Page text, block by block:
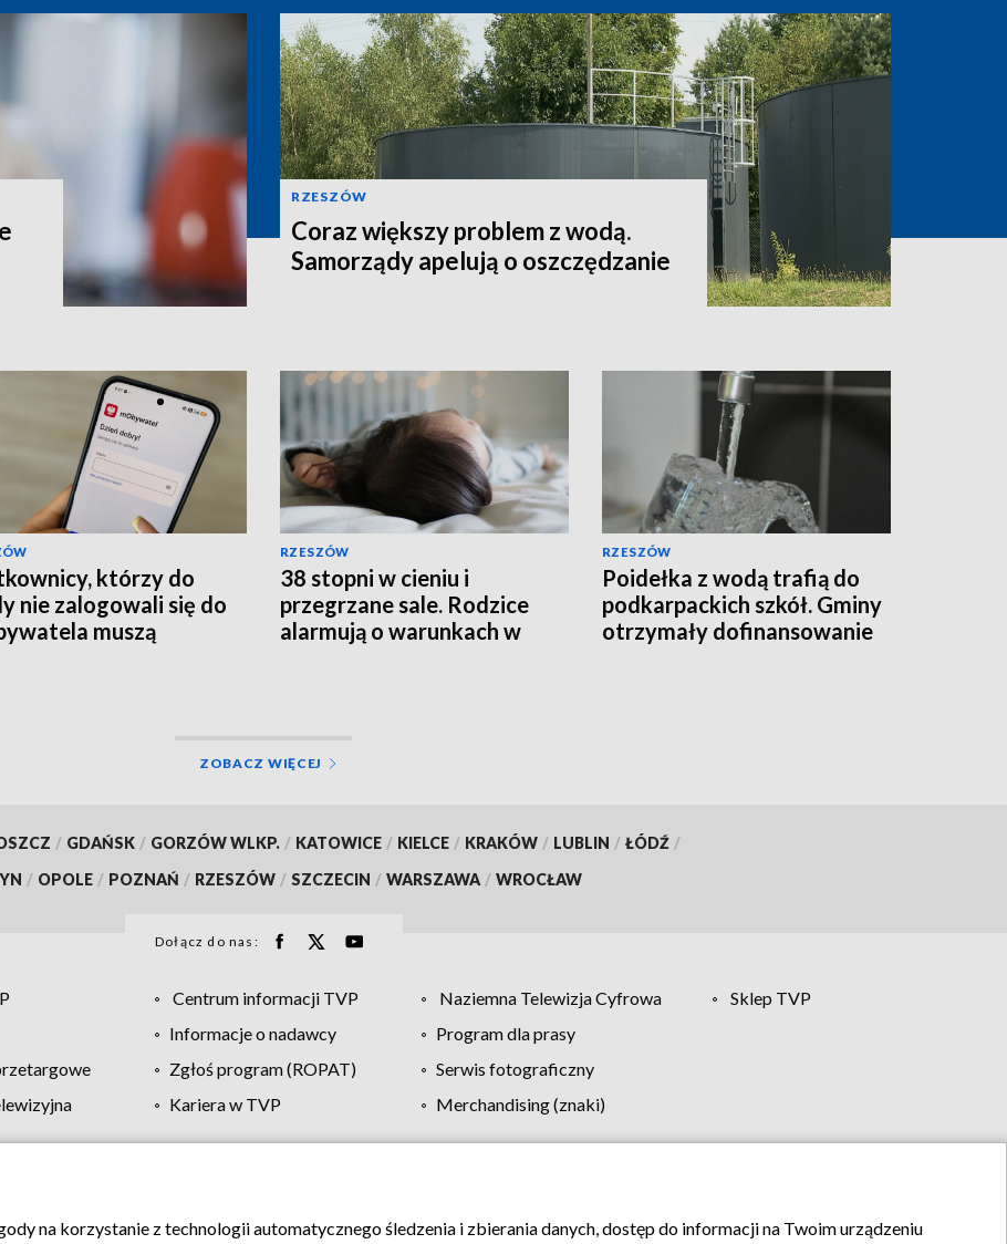
RZESZÓW
Coraz większy problem z wodą.
Samorządy apelują o oszczędzanie
którzy do
nie zalogowali się do
muszą
RZESZÓW
38 stopni w cieniu i
przegrzane sale. Rodzice
alarmują o warunkach w
RZESZÓW
Poidełka z wodą trafią do
podkarpackich szkół. Gminy
otrzymały dofinansowanie
ZOBACZ WIĘCEJ
/ GDAŃSK / GORZÓW WLKP. / KATOWICE / KIELCE / KRAKÓW / LUBLIN / ŁÓDŹ /
/ OPOLE / POZNAŃ / RZESZÓW / SZCZECIN / WARSZAWA / WROCŁAW
Dołącz do nas:
Centrum informacji TVP Naziemna Telewizja Cyfrowa
Sklep TVP
Informacje o nadawcy
Program dla prasy
Zgłoś program (ROPAT)
Serwis fotograficzny
Kariera w TVP
Merchandising (znaki)
Polityka prywatności Moje zgody Pomoc Biuro reklamy Kontakt
na korzystanie z technologii automatycznego śledzenia i zbierania danych, dostęp do informacji na Twoim urządzeniu